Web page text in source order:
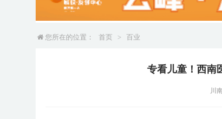
您所在的位置： 首页 > 百业
专看儿童！西南
川